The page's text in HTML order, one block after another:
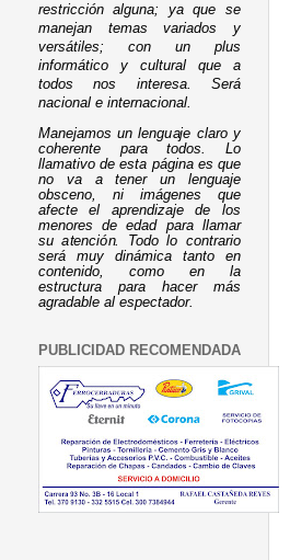
restricción alguna; ya que se
manejan temas variados y
versátiles; con un plus
informático y cultural que a
todos nos interesa. Será
nacional e internacional.
Manejamos un lenguaje claro y
coherente para todos. Lo
llamativo de esta página es que
no va a tener un lenguaje
obsceno, ni imágenes que
afecte el aprendizaje de los
menores de edad para llamar
su atención. Todo lo contrario
será muy dinámica tanto en
contenido, como en la
estructura para hacer más
agradable al espectador.
PUBLICIDAD RECOMENDADA